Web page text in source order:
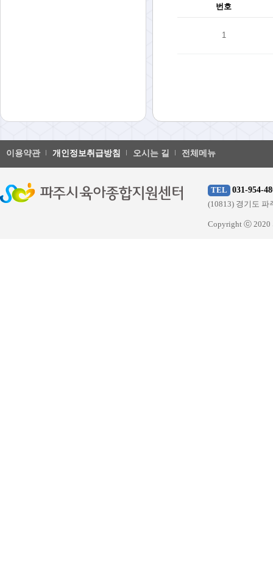
번호
1
이용약관 개인정보취급방침 오시는 길 전체메뉴
TEL 031-954-
(10813) 경기도 파
Copyright ⓒ 2020